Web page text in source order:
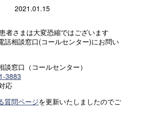
2021.01.15
さまは大変恐縮ではございます
話相談窓口(コールセンター)にお問い
窓口（コールセンター）
3883
応
質問ページを更新いたしましたのでご